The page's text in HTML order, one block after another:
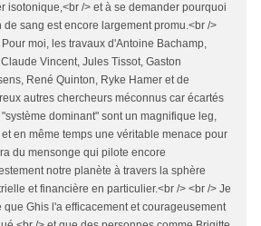
isotonique,<br /> et à se demander pourquoi
de sang est encore largement promu.<br />
Pour moi, les travaux d'Antoine Bachamp,
Vincent, Jules Tissot, Gaston
René Quinton, Ryke Hamer et de
autres chercheurs méconnus car écartés
dominant" sont un magnifique leg,
et en même temps une véritable menace pour
du mensonge qui pilote encore
notre planète à travers la sphère
et financière en particulier.<br /> <br /> Je
que Ghis l'a efficacement et courageusement